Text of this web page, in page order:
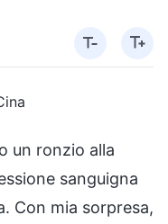
un ronzio alla
sanguigna
Con mia sorpresa,